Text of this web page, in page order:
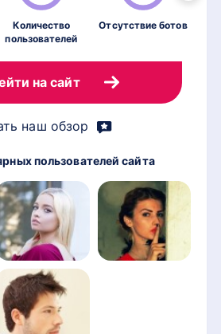
Количество
пользователей
Отсутствие ботов
на сайт
наш обзор
пользователей сайта